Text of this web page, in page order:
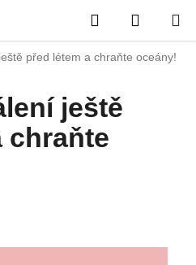
Hledat
KOŠÍK
před létem a chraňte oceány!
ještě
chraňte